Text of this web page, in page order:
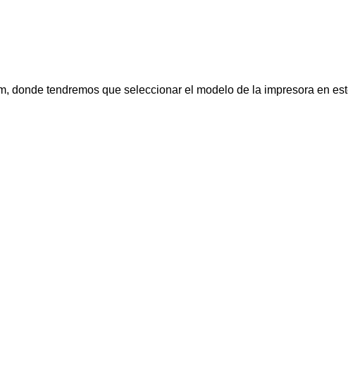
donde tendremos que seleccionar el modelo de la impresora en